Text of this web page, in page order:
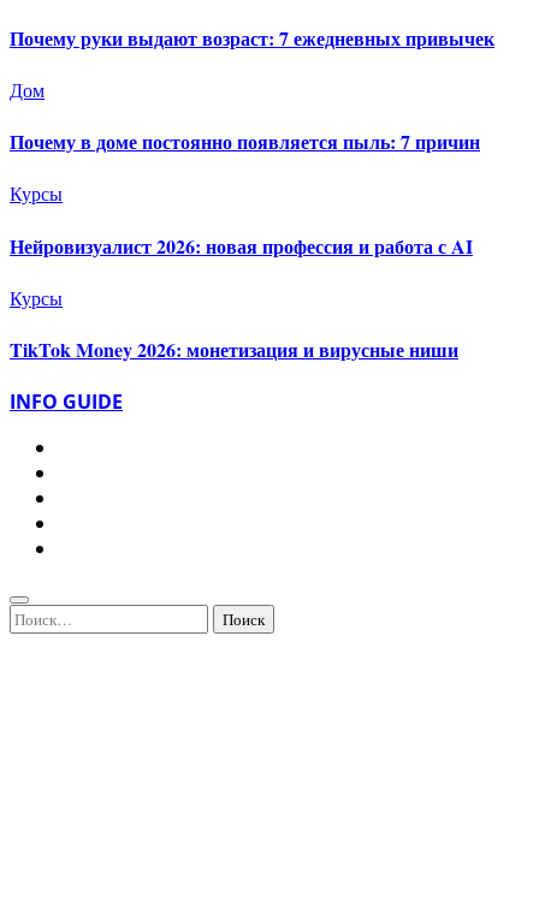
Почему руки выдают возраст: 7 ежедневных привычек
Дом
Почему в доме постоянно появляется пыль: 7 причин
Курсы
Нейровизуалист 2026: новая профессия и работа с AI
Курсы
TikTok Money 2026: монетизация и вирусные ниши
INFO GUIDE
Найти: